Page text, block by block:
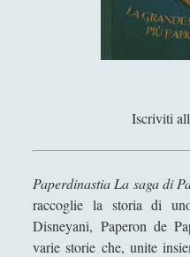
Libri Recensiti
► Random(28)
► Ironia(7)
Iscriviti
Paperdinastia La saga di
raccoglie la storia di
Disneyani, Paperon de
varie storie che, unite